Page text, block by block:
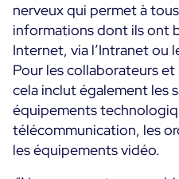
nerveux qui permet à
informations dont ils ont
Internet, via l’Intranet ou
Pour les collaborateurs
cela inclut également les
équipements
télécommunication, les
les équipements vidéo.